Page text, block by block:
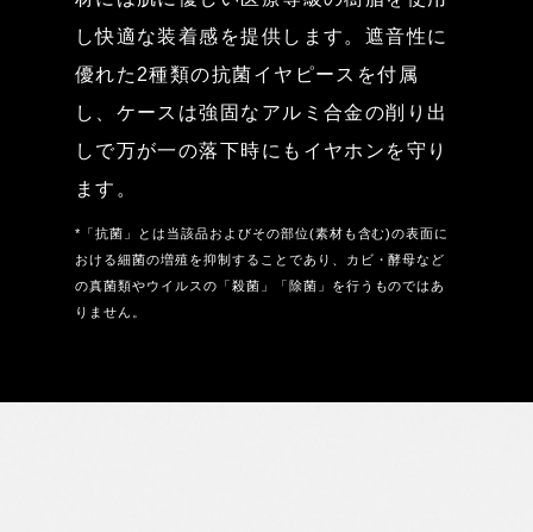
し快適な装着感を提供します。遮音性に
優れた2種類の抗菌イヤピースを付属
し、ケースは強固なアルミ合金の削り出
しで万が一の落下時にもイヤホンを守り
ます。
*「抗菌」とは当該品およびその部位(素材も含む)の表面に
おける細菌の増殖を抑制することであり、カビ・酵母など
の真菌類やウイルスの「殺菌」「除菌」を行うものではあ
りません。